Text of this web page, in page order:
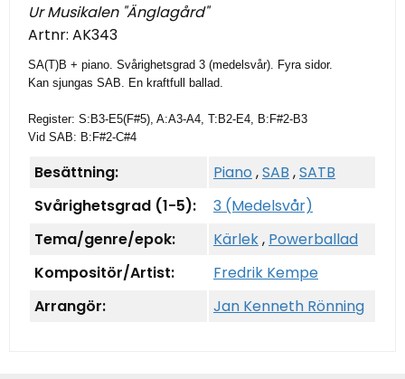
Ur Musikalen "Änglagård"
Artnr: AK343
SA(T)B + piano. Svårighetsgrad 3 (medelsvår). Fyra sidor.
Kan sjungas SAB. En kraftfull ballad.
Register: S:B3-E5(F#5), A:A3-A4, T:B2-E4, B:F#2-B3
Vid SAB: B:F#2-C#4
Besättning: Piano ,SAB ,SATB
Svårighetsgrad (1-5):
3 (Medelsvår)
Tema/genre/epok:
Kärlek, Powerballad
Kompositör/Artist:
Fredrik Kempe
Arrangör:
Jan Kenneth Rönning